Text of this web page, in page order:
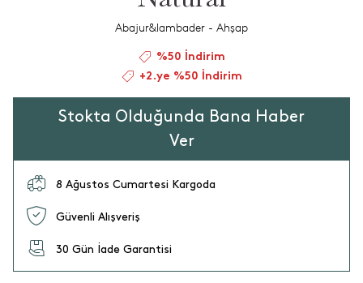
Abajur&lambader - Ahşap
%50 İndirim
+2.ye %50 İndirim
Stokta Olduğunda Bana Haber
Ver
8 Ağustos Cumartesi Kargoda
Güvenli Alışveriş
30 Gün İade Garantisi